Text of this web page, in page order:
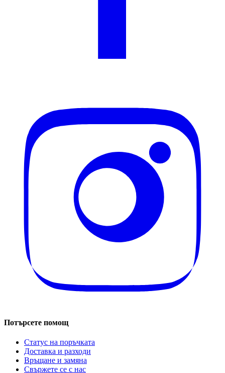
Потърсете помощ
Статус на поръчката
Доставка и разходи
Връщане и замяна
Свържете се с нас